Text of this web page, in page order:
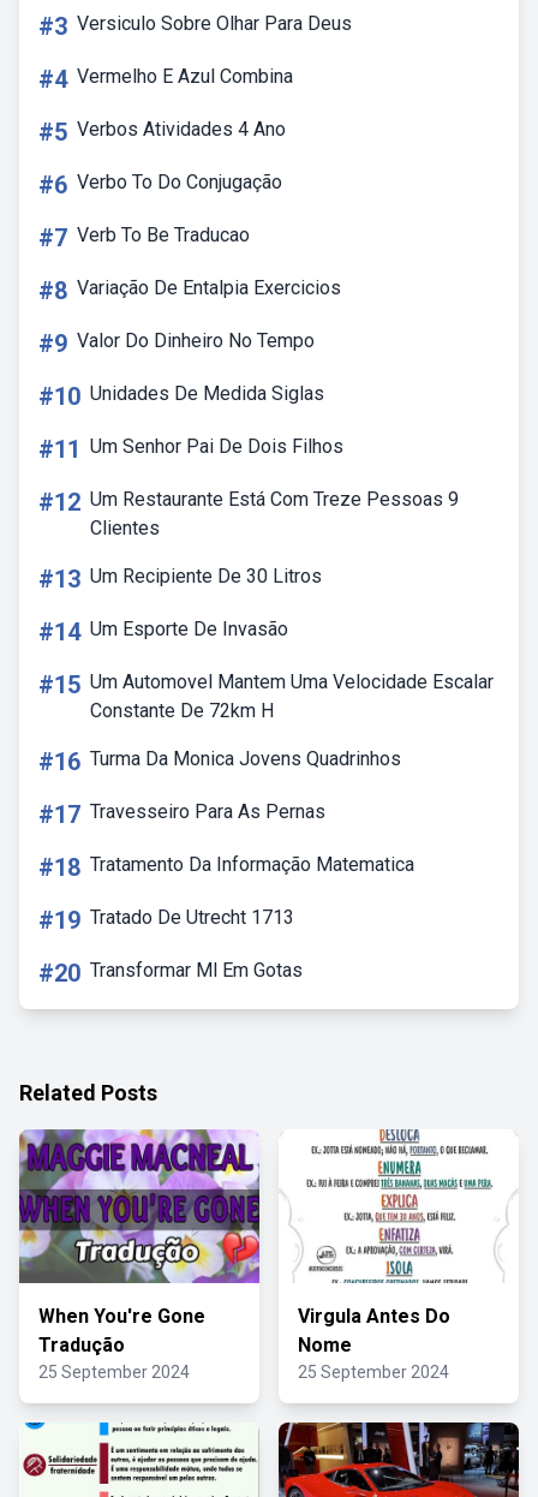
#3 Versiculo Sobre Olhar Para Deus
#4 Vermelho E Azul Combina
#5 Verbos Atividades 4 Ano
#6 Verbo To Do Conjugação
#7 Verb To Be Traducao
#8 Variação De Entalpia Exercicios
#9 Valor Do Dinheiro No Tempo
#10 Unidades De Medida Siglas
#11 Um Senhor Pai De Dois Filhos
#12 Um Restaurante Está Com Treze Pessoas 9
Clientes
#13 Um Recipiente De 30 Litros
#14 Um Esporte De Invasão
#15 Um Automovel Mantem Uma Velocidade Escalar
Constante De 72km H
#16 Turma Da Monica Jovens Quadrinhos
#17 Travesseiro Para As Pernas
#18 Tratamento Da Informação Matematica
#19 Tratado De Utrecht 1713
#20 Transformar Ml Em Gotas
Related Posts
When You're Gone
Tradução
25 September 2024
Virgula Antes Do
Nome
25 September 2024